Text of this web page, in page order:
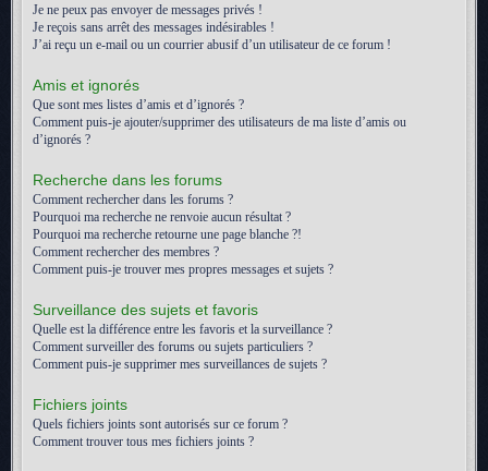
Je ne peux pas envoyer de messages privés !
Je reçois sans arrêt des messages indésirables !
J’ai reçu un e-mail ou un courrier abusif d’un utilisateur de ce forum !
Amis et ignorés
Que sont mes listes d’amis et d’ignorés ?
Comment puis-je ajouter/supprimer des utilisateurs de ma liste d’amis ou
d’ignorés ?
Recherche dans les forums
Comment rechercher dans les forums ?
Pourquoi ma recherche ne renvoie aucun résultat ?
Pourquoi ma recherche retourne une page blanche ?!
Comment rechercher des membres ?
Comment puis-je trouver mes propres messages et sujets ?
Surveillance des sujets et favoris
Quelle est la différence entre les favoris et la surveillance ?
Comment surveiller des forums ou sujets particuliers ?
Comment puis-je supprimer mes surveillances de sujets ?
Fichiers joints
Quels fichiers joints sont autorisés sur ce forum ?
Comment trouver tous mes fichiers joints ?